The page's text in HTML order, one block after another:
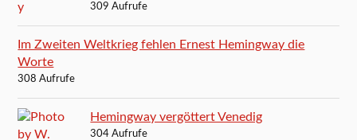
309 Aufrufe
Im Zweiten Weltkrieg fehlen Ernest Hemingway die
Worte
308 Aufrufe
Hemingway vergöttert Venedig
304 Aufrufe